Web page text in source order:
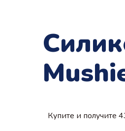
Купите и получите